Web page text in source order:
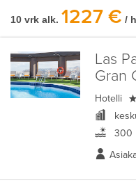
10 vrk alk. 1227 € /
Las
Gran
Hotelli
300